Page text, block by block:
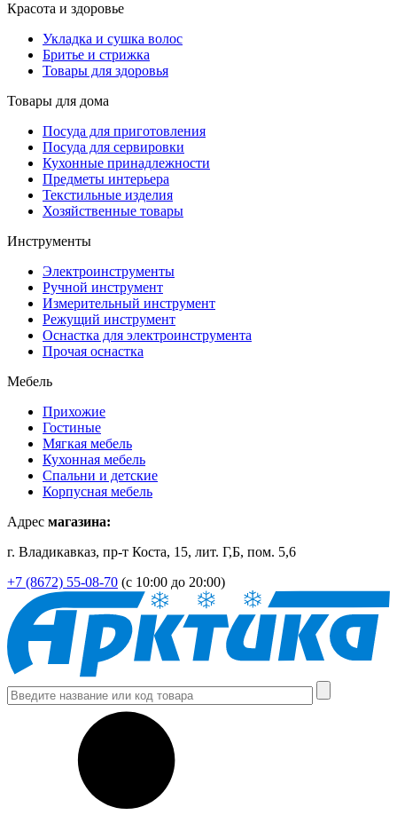
Красота и здоровье
Укладка и сушка волос
Бритье и стрижка
Товары для здоровья
Товары для дома
Посуда для приготовления
Посуда для сервировки
Кухонные принадлежности
Предметы интерьера
Текстильные изделия
Хозяйственные товары
Инструменты
Электроинструменты
Ручной инструмент
Измерительный инструмент
Режущий инструмент
Оснастка для электроинструмента
Прочая оснастка
Мебель
Прихожие
Гостиные
Мягкая мебель
Кухонная мебель
Спальни и детские
Корпусная мебель
Адрес магазина:
г. Владикавказ, пр-т Коста, 15, лит. Г,Б, пом. 5,6
+7 (8672) 55-08-70 (с 10:00 до 20:00)